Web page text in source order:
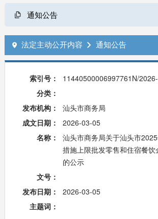
通知公告
 法定主动公开内容  通知公告
索引号：
11440500006997761N/
分类：
发布机构：
汕头市商务局
成文日期：
2026-03-05
名称：
汕头市商务局关于汕头市
措施上限批发零售和住宿餐
的公示
文号：
发布日期：
2026-03-05
主题词：